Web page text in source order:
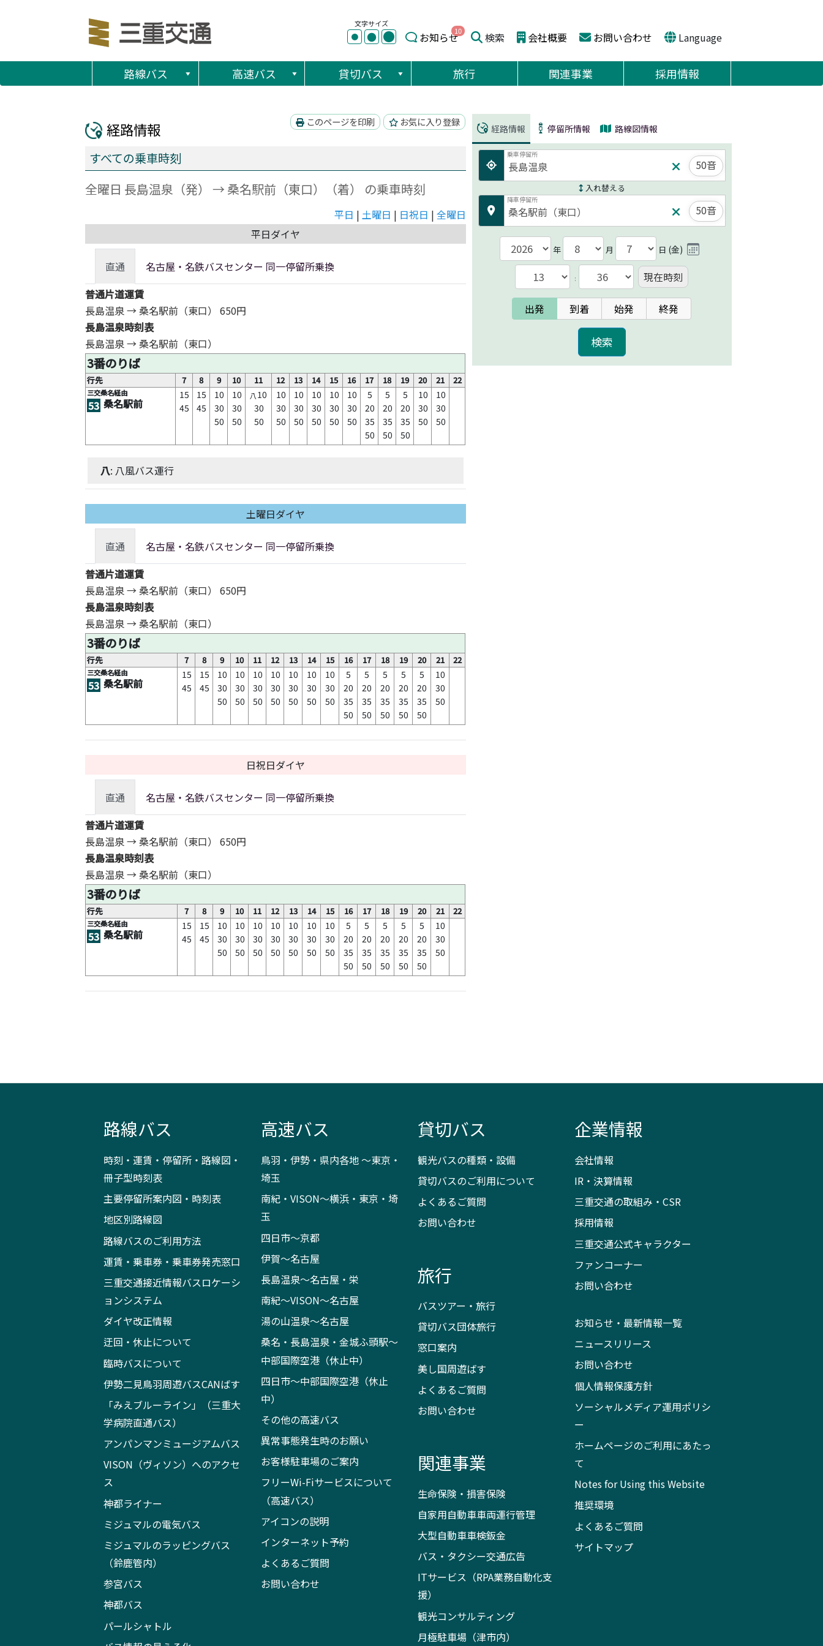
文字サイズ
● ● ● お知らせ10 検索 会社概要 お問い合わせ Language
路線バス 高速バス 貸切バス 旅行 関連事業 採用情報
このページを印刷 お気に入り登録
経路情報
すべての乗車時刻
全曜日 長島温泉（発） → 桑名駅前（東口）（着） の乗車時刻
平日 | 土曜日 | 日祝日 | 全曜日
平日ダイヤ
直通
名古屋・名鉄バスセンター 同一停留所乗換
普通片道運賃
長島温泉 → 桑名駅前（東口）
650円
長島温泉時刻表
長島温泉 → 桑名駅前（東口）
3番のりば
行先 7 8 9 10 11 12 13 14 15 16 17 18 19 20 21 22
三交桑名経由
53 桑名駅前
15
45
15
45
10
30
50
10
30
50
八 10
30
50
10
30
50
10
30
50
10
30
50
10
30
50
10
30
50
5
20
35
50
5
20
35
50
5
20
35
50
10
30
50
10
30
50
八: 八風バス運行
土曜日ダイヤ
直通
名古屋・名鉄バスセンター 同一停留所乗換
普通片道運賃
長島温泉 → 桑名駅前（東口）
650円
長島温泉時刻表
長島温泉 → 桑名駅前（東口）
3番のりば
行先 7 8 9 10 11 12 13 14 15 16 17 18 19 20 21 22
三交桑名経由
53 桑名駅前
15
45
15
45
10
30
50
10
30
50
10
30
50
10
30
50
10
30
50
10
30
50
10
30
50
5
20
35
50
5
20
35
50
5
20
35
50
5
20
35
50
5
20
35
50
10
30
50
日祝日ダイヤ
直通
名古屋・名鉄バスセンター 同一停留所乗換
普通片道運賃
長島温泉 → 桑名駅前（東口）
650円
長島温泉時刻表
長島温泉 → 桑名駅前（東口）
3番のりば
行先 7 8 9 10 11 12 13 14 15 16 17 18 19 20 21 22
三交桑名経由
53 桑名駅前
15
45
15
45
10
30
50
10
30
50
10
30
50
10
30
50
10
30
50
10
30
50
10
30
50
5
20
35
50
5
20
35
50
5
20
35
50
5
20
35
50
5
20
35
50
10
30
50
経路情報 停留所情報 路線図情報
乗車停留所
50音
入れ替える
降車停留所
50音
年 月 日 (金)
: 現在時刻
出発 到着 始発 終発
路線バス
時刻・運賃・停留所・路線図・
冊子型時刻表
主要停留所案内図・時刻表
地区別路線図
路線バスのご利用方法
運賃・乗車券・乗車券発売窓口
三重交通接近情報バスロケーシ
ョンシステム
ダイヤ改正情報
迂回・休止について
臨時バスについて
伊勢二見鳥羽周遊バスCANばす
「みえブルーライン」（三重大
学病院直通バス）
アンパンマンミュージアムバス
VISON（ヴィソン）へのアクセ
ス
神都ライナー
ミジュマルの電気バス
ミジュマルのラッピングバス
（鈴鹿管内）
参宮バス
神都バス
パールシャトル
高速バス
鳥羽・伊勢・県内各地 ～東京・
埼玉
南紀・VISON～横浜・東京・埼
玉
四日市～京都
伊賀～名古屋
長島温泉～名古屋・栄
南紀～VISON～名古屋
湯の山温泉～名古屋
桑名・長島温泉・金城ふ頭駅～
中部国際空港（休止中）
四日市～中部国際空港（休止
中）
その他の高速バス
異常事態発生時のお願い
お客様駐車場のご案内
フリーWi-Fiサービスについて
（高速バス）
アイコンの説明
インターネット予約
よくあるご質問
お問い合わせ
貸切バス
観光バスの種類・設備
貸切バスのご利用について
よくあるご質問
お問い合わせ
旅行
バスツアー・旅行
貸切バス団体旅行
窓口案内
美し国周遊ばす
よくあるご質問
お問い合わせ
関連事業
生命保険・損害保険
自家用自動車車両運行管理
大型自動車車検鈑金
バス・タクシー交通広告
ITサービス（RPA業務自動化支
援）
観光コンサルティング
月極駐車場（津市内）
企業情報
会社情報
IR・決算情報
三重交通の取組み・CSR
採用情報
三重交通公式キャラクター
ファンコーナー
お問い合わせ
お知らせ・最新情報一覧
ニュースリリース
お問い合わせ
個人情報保護方針
ソーシャルメディア運用ポリシ
ー
ホームページのご利用にあたっ
て
Notes for Using this Website
推奨環境
よくあるご質問
サイトマップ